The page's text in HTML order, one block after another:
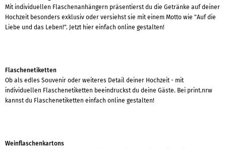
Mit individuellen Flaschenanhängern präsentierst du die Getränke auf deiner
Hochzeit besonders exklusiv oder versiehst sie mit einem Motto wie "Auf die
Liebe und das Leben!". Jetzt hier einfach online gestalten!
Flaschenetiketten
Ob als edles Souvenir oder weiteres Detail deiner Hochzeit - mit
individuellen Flaschenetiketten beeindruckst du deine Gäste. Bei print.nrw
kannst du Flaschenetiketten einfach online gestalten!
Weinflaschenkartons